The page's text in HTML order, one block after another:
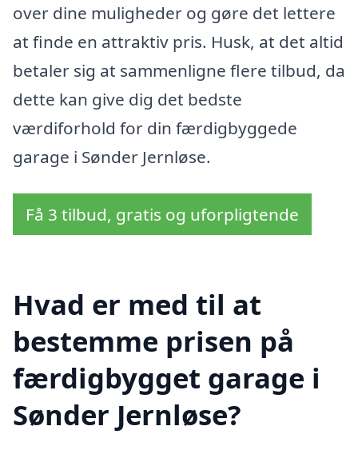
over dine muligheder og gøre det lettere
at finde en attraktiv pris. Husk, at det altid
betaler sig at sammenligne flere tilbud, da
dette kan give dig det bedste
værdiforhold for din færdigbyggede
garage i Sønder Jernløse.
Få 3 tilbud, gratis og uforpligtende
Hvad er med til at
bestemme prisen på
færdigbygget garage i
Sønder Jernløse?